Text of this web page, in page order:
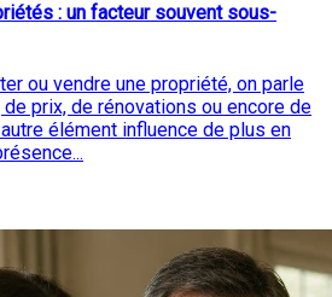
: un facteur souvent sous-
ou vendre une propriété, on parle
prix, de rénovations ou encore de
élément influence de plus en